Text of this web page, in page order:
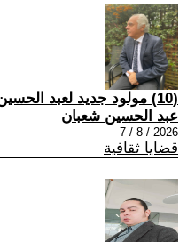
(10) مولود جديد لعبد الحسين شعبان
عبد الحسين شعبان
2026 / 8 / 7
قضايا ثقافية